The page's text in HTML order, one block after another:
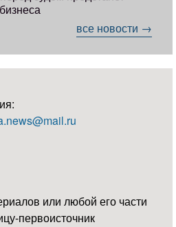
все новости →
или любой его части
первоисточник